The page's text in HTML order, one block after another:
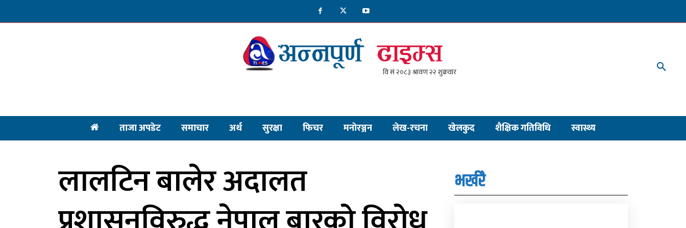
ताजा अपडेट समाचार अर्थ सुरक्षा फिचर मनाेरञ्जन लेख-रचना खेलकुद शैक्षिक गतिविधि स्वास्थ्य
लालटिन बालेर अदालत भर्खरै